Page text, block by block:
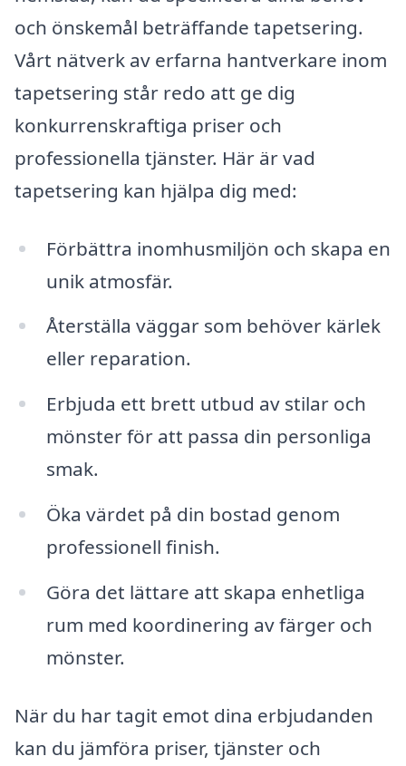
och önskemål beträffande tapetsering.
Vårt nätverk av erfarna hantverkare inom
tapetsering står redo att ge dig
konkurrenskraftiga priser och
professionella tjänster. Här är vad
tapetsering kan hjälpa dig med:
Förbättra inomhusmiljön och skapa en
unik atmosfär.
Återställa väggar som behöver kärlek
eller reparation.
Erbjuda ett brett utbud av stilar och
mönster för att passa din personliga
smak.
Öka värdet på din bostad genom
professionell finish.
Göra det lättare att skapa enhetliga
rum med koordinering av färger och
mönster.
När du har tagit emot dina erbjudanden
kan du jämföra priser, tjänster och